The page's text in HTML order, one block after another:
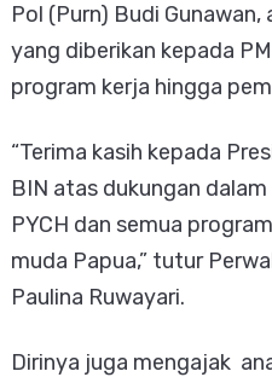
Pol (Purn) Budi
yang diberikan kepada
program kerja hingga
“Terima kasih kepada
BIN atas dukungan
PYCH dan semua
muda Papua,” tutur
Paulina Ruwayari.
Dirinya juga mengajak